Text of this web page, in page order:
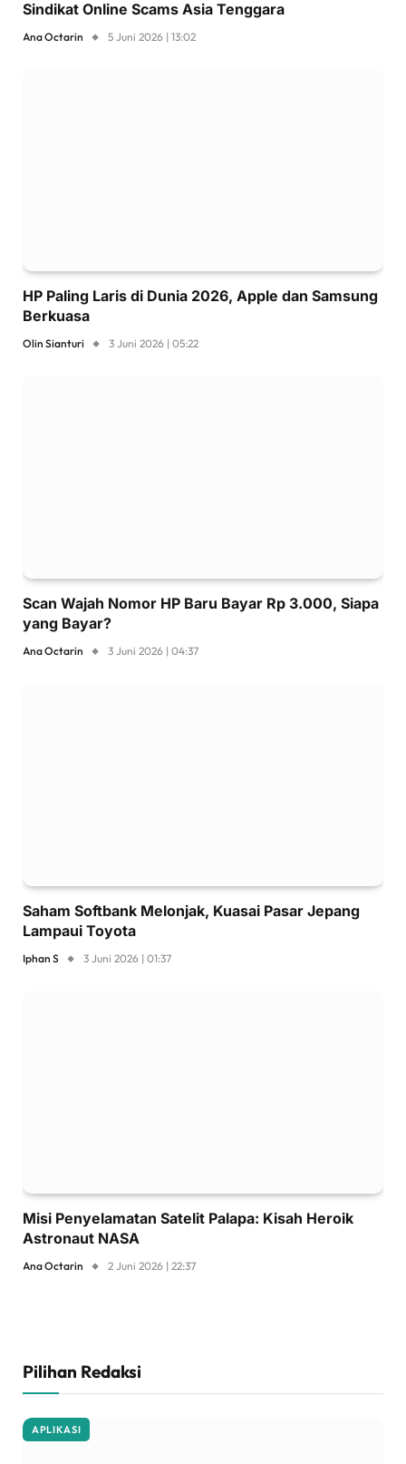
Sindikat Online Scams Asia Tenggara
Ana Octarin 5 Juni 2026 | 13:02
HP Paling Laris di Dunia 2026, Apple dan Samsung
Berkuasa
Olin Sianturi 3 Juni 2026 | 05:22
Scan Wajah Nomor HP Baru Bayar Rp 3.000, Siapa
yang Bayar?
Ana Octarin 3 Juni 2026 | 04:37
Saham Softbank Melonjak, Kuasai Pasar Jepang
Lampaui Toyota
Iphan S 3 Juni 2026 | 01:37
Misi Penyelamatan Satelit Palapa: Kisah Heroik
Astronaut NASA
Ana Octarin 2 Juni 2026 | 22:37
Pilihan Redaksi
APLIKASI